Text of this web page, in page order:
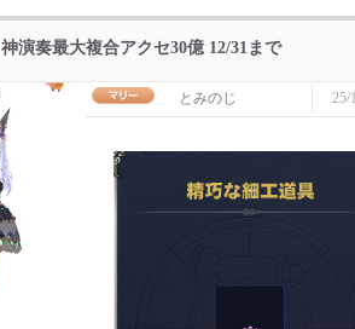
神演奏最大複合アクセ30億 12/31まで
とみのじ 25/